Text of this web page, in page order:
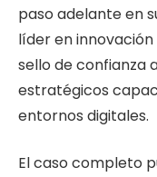
paso adelante en
líder en
sello de confianza
estratégicos
entornos digitales.
El caso completo